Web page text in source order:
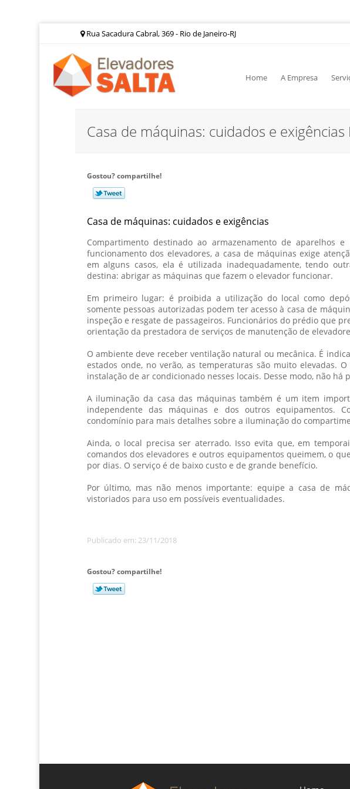
Rua Sacadura Cabral, 369 - Rio de Janeiro-RJ
Home A Empresa
Casa de máquinas: cuidados e exigências
Gostou? compartilhe!
Casa de máquinas: cuidados e exigências
Compartimento destinado ao armazenamento de aparelhos
funcionamento dos elevadores, a casa de máquinas exige
em alguns casos, ela é utilizada inadequadamente, tendo
destina: abrigar as máquinas que fazem o elevador funcionar.
Em primeiro lugar: é proibida a utilização do local como
somente pessoas autorizadas podem ter acesso à casa de
inspeção e resgate de passageiros. Funcionários do prédio que
orientação da prestadora de serviços de manutenção de
O ambiente deve receber ventilação natural ou mecânica. É
estados onde, no verão, as temperaturas são muito elevadas.
instalação de ar condicionado nesses locais. Desse modo, não há
A iluminação da casa das máquinas também é um item
independente das máquinas e dos outros equipamentos.
condomínio para mais detalhes sobre a iluminação do
Ainda, o local precisa ser aterrado. Isso evita que, em
comandos dos elevadores e outros equipamentos queimem, o
por dias. O serviço é de baixo custo e de grande benefício.
Por último, mas não menos importante: equipe a casa de
vistoriados para uso em possíveis eventualidades.
Publicado em: 23/11/2018
Gostou? compartilhe!